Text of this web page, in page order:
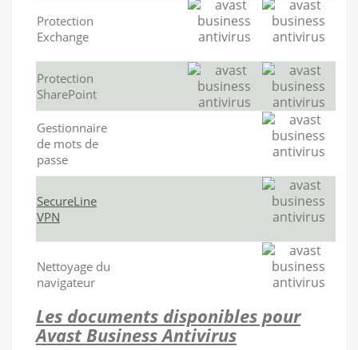
Protection
Exchange
Protection
SharePoint
Gestionnaire
de mots de
passe
SecureLine
VPN
Nettoyage du
navigateur
Les documents disponibles pour
Avast Business Antivirus